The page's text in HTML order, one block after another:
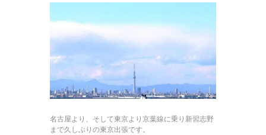
名古屋より、そして東京より京葉線に乗り新習志野
まで久しぶりの東京出張です。